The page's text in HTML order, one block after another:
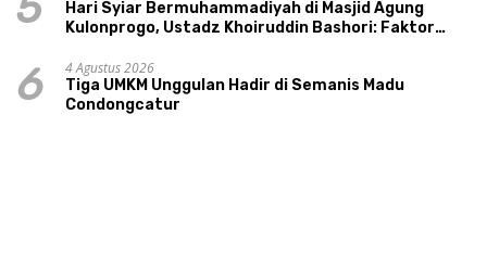
Hari Syiar Bermuhammadiyah di Masjid Agung
Kulonprogo, Ustadz Khoiruddin Bashori: Faktor
6
4 Agustus 2026
Tiga UMKM Unggulan Hadir di Semanis Madu
Condongcatur